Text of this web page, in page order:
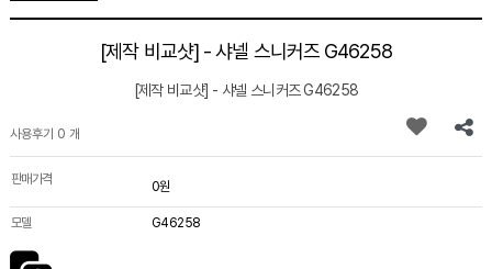
[제작 비교샷] - 샤넬 스니커즈 G46258
[제작 비교샷] - 샤넬 스니커즈 G46258
사용후기 0 개
판매가격 0원
모델 G46258